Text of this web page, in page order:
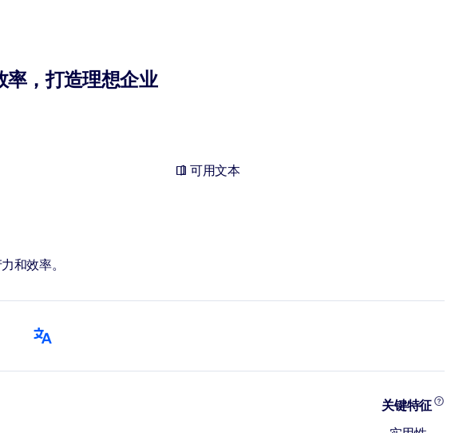
率，打造理想企业
可用文本
和效率。
关键特征